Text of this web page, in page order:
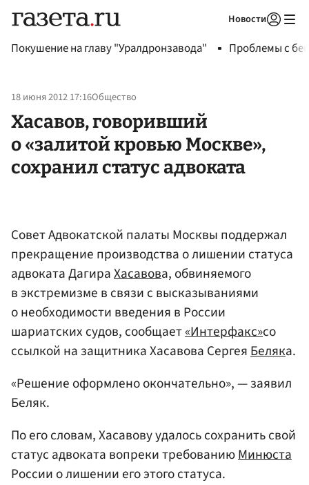
Новости
Покушение на главу "Уралдронзавода" Проблемы с
18 июня 2012 17:16Общество
Хасавов, говоривший
о «залитой кровью Москве»,
сохранил статус адвоката
Совет Адвокатской палаты Москвы поддержал
прекращение производства о лишении статуса
адвоката ДагираХасавова, обвиняемого
в экстремизме в связи с высказываниями
о необходимости введения в России
шариатских судов, сообщает«Интерфакс»со
ссылкой на защитника Хасавова СергеяБеляка.
«Решение оформлено окончательно», — заявил
Беляк.
По его словам, Хасавову удалось сохранить свой
статус адвоката вопреки требованиюМинюста
России о лишении его этого статуса.